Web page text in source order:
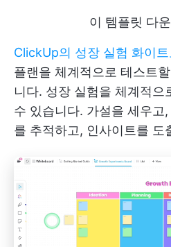
이 템플릿 다
ClickUp의 성장 실험 화이트
플랜을 체계적으로 테스트
니다. 성장 실험을 체계적으
수 있습니다. 가설을 세우고
를 추적하고, 인사이트를 도